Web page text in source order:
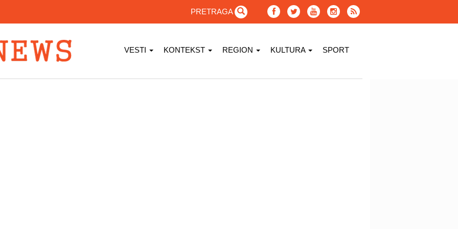
PRETRAGA
VESTI KONTEKST REGION KULTURA SPORT